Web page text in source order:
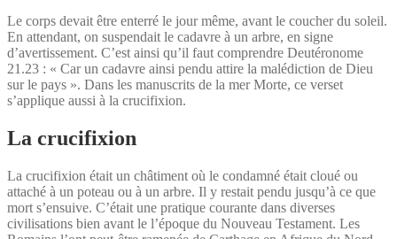
Le corps devait être enterré le jour même, avant le coucher du soleil.
En attendant, on suspendait le cadavre à un arbre, en signe
d’avertissement. C’est ainsi qu’il faut comprendre Deutéronome
21.23 : « Car un cadavre ainsi pendu attire la malédiction de Dieu
sur le pays ». Dans les manuscrits de la mer Morte, ce verset
s’applique aussi à la crucifixion.
La crucifixion
La crucifixion était un châtiment où le condamné était cloué ou
attaché à un poteau ou à un arbre. Il y restait pendu jusqu’à ce que
mort s’ensuive. C’était une pratique courante dans diverses
civilisations bien avant le l’époque du Nouveau Testament. Les